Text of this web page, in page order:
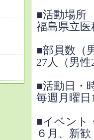
■活動場所
福島県立
■部員数（
27人（男
■活動日・
毎週月曜日
■イベント
６月、新